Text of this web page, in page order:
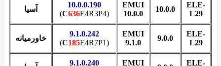
ELE-
L29
10.0.0
EMUI
10.0.0
10.0.0.190
(
C636E4R3P4)
آسیا
ELE-
L29
9.0.0
EMUI
9.1.0
9.1.0.242
(
C185E4R7P1)
خاورمیانه
ELE-
EMUI
9.1.0.240